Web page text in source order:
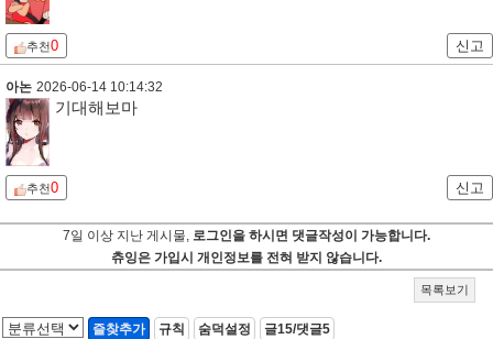
추천0 신고
아논 2026-06-14 10:14:32
기대해보마
추천0 신고
7일 이상 지난 게시물, 로그인을 하시면 댓글작성이 가능합니다.
츄잉은 가입시 개인정보를 전혀 받지 않습니다.
목록보기
즐찾추가 규칙 숨덕설정 글15/댓글5